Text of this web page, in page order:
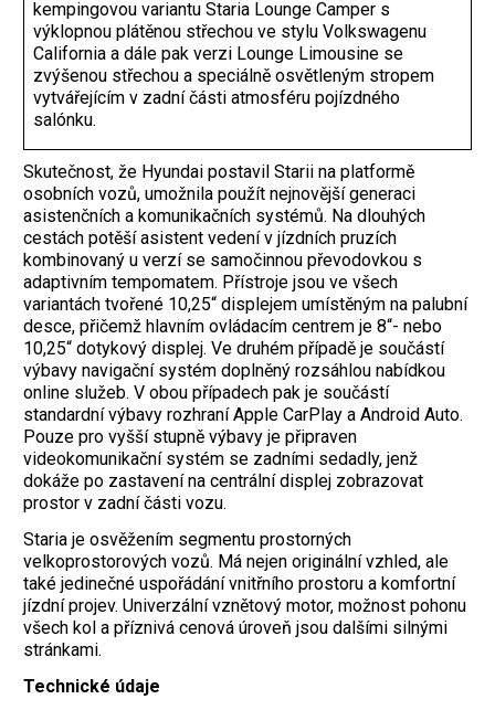
kempingovou variantu Staria Lounge Camper s
výklopnou plátěnou střechou ve stylu Volkswagenu
California a dále pak verzi Lounge Limousine se
zvýšenou střechou a speciálně osvětleným stropem
vytvářejícím v zadní části atmosféru pojízdného
salónku.
Skutečnost, že Hyundai postavil Starii na platformě
osobních vozů, umožnila použít nejnovější generaci
asistenčních a komunikačních systémů. Na dlouhých
cestách potěší asistent vedení v jízdních pruzích
kombinovaný u verzí se samočinnou převodovkou s
adaptivním tempomatem. Přístroje jsou ve všech
variantách tvořené 10,25“ displejem umístěným na palubní
desce, přičemž hlavním ovládacím centrem je 8“- nebo
10,25“ dotykový displej. Ve druhém případě je součástí
výbavy navigační systém doplněný rozsáhlou nabídkou
online služeb. V obou případech pak je součástí
standardní výbavy rozhraní Apple CarPlay a Android Auto.
Pouze pro vyšší stupně výbavy je připraven
videokomunikační systém se zadními sedadly, jenž
dokáže po zastavení na centrální displej zobrazovat
prostor v zadní části vozu.
Staria je osvěžením segmentu prostorných
velkoprostorových vozů. Má nejen originální vzhled, ale
také jedinečné uspořádání vnitřního prostoru a komfortní
jízdní projev. Univerzální vznětový motor, možnost pohonu
všech kol a příznivá cenová úroveň jsou dalšími silnými
stránkami.
Technické údaje